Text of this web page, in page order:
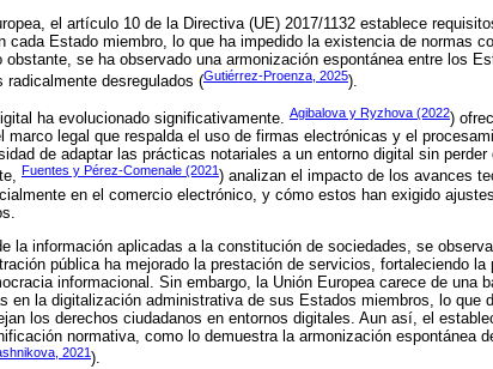
el artículo 10 de la Directiva (UE) 2017/1132 establece
cada Estado miembro, lo que ha impedido la existencia de normas
se ha observado una armonización espontánea entre los
radicalmente desregulados (Gutiérrez-Proenza, 2025).
ha evolucionado significativamente. Agibalova y Ryzhova (2022)
marco legal que respalda el uso de firmas electrónicas y el
de adaptar las prácticas notariales a un entorno digital sin
Fuentes y Pérez-Comenale (2021) analizan el impacto de los avances
en el comercio electrónico, y cómo estos han exigido
la información aplicadas a la constitución de sociedades, se
pública ha mejorado la prestación de servicios, fortaleciendo la
informacional. Sin embargo, la Unión Europea carece de una
en la digitalización administrativa de sus Estados miembros, lo que
los derechos ciudadanos en entornos digitales. Aun así, el
normativa, como lo demuestra la armonización espontánea
2021).